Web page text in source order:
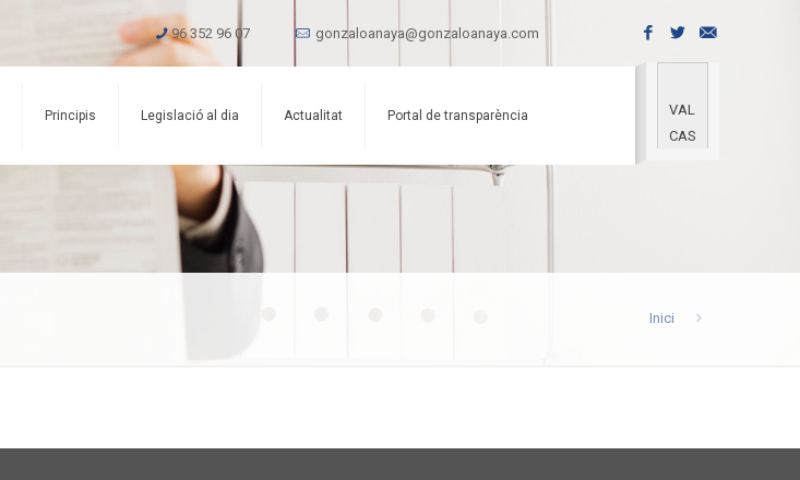
96 352 96 07 gonzaloanaya@gonzaloanaya.com
Principis Legislació al dia Actualitat Portal de transparència
VAL
CAS
Inici